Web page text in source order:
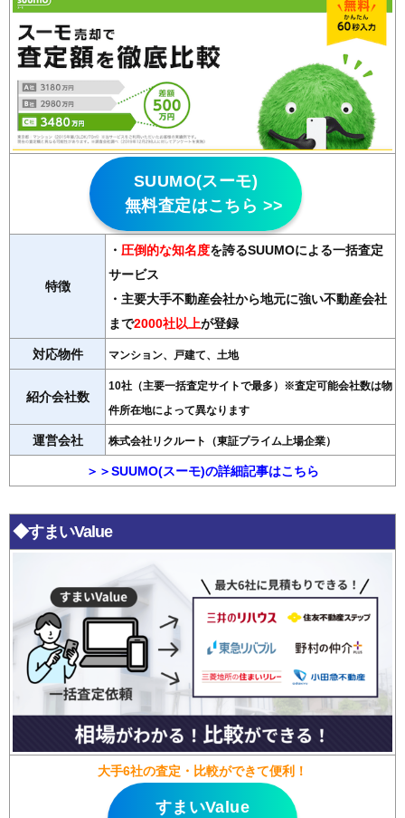
SUUMO(スーモ)
無料査定はこちら >>
特徴
・ 圧倒的な知名度を誇るSUUMOによる一括査定
サービス
・主要大手不動産会社から地元に強い不動産会社
まで2000社以上が登録
対応物件 マンション、戸建て、土地
紹介会社数
10社（主要一括査定サイトで最多）※査定可能会社数は物
件所在地によって異なります
運営会社 株式会社リクルート（東証プライム上場企業）
＞＞SUUMO(スーモ)の詳細記事はこちら
◆すまいValue
大手6社の査定・比較ができて便利！
すまいValue